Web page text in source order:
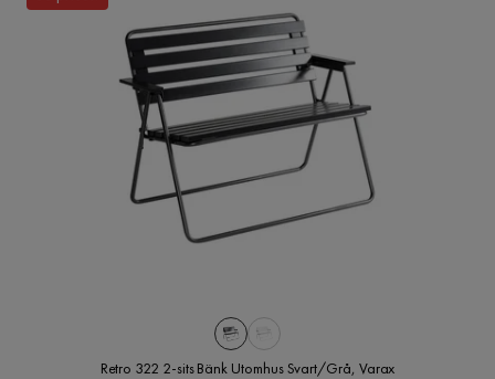
Retro 322 2-sits Bänk Utomhus Svart/Grå, Varax